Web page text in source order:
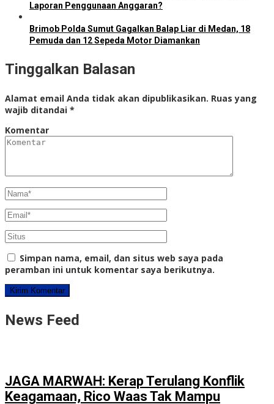
Laporan Penggunaan Anggaran?
Brimob Polda Sumut Gagalkan Balap Liar di Medan, 18
Pemuda dan 12 Sepeda Motor Diamankan
Tinggalkan Balasan
Alamat email Anda tidak akan dipublikasikan. Ruas yang
wajib ditandai *
Komentar
Simpan nama, email, dan situs web saya pada
peramban ini untuk komentar saya berikutnya.
News Feed
JAGA MARWAH: Kerap Terulang Konflik
Keagamaan, Rico Waas Tak Mampu